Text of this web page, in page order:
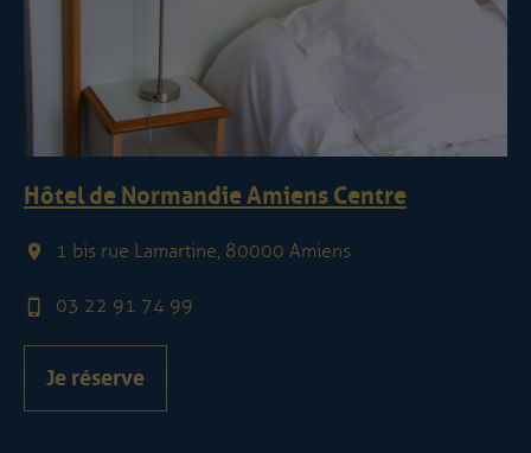
Hôtel de Normandie Amiens Centre
1 bis rue Lamartine, 80000 Amiens
03 22 91 74 99
Je réserve